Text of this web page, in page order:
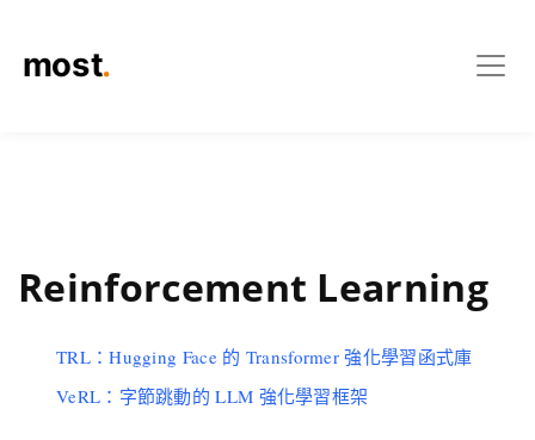
Reinforcement Learning
TRL：Hugging Face 的 Transformer 強化學習函式庫
VeRL：字節跳動的 LLM 強化學習框架